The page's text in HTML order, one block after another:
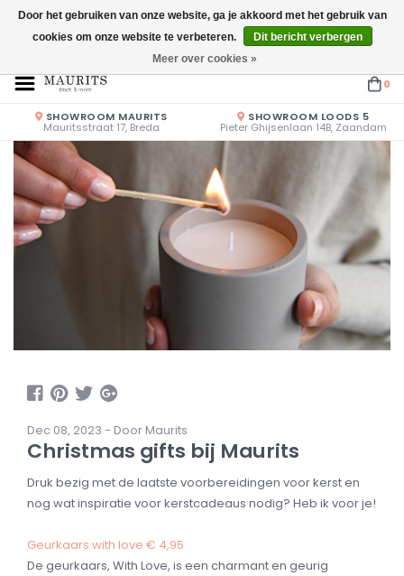
Openingstijden: Vrijdag & Zaterdag 10.00u - 17.00u of op afspraak!
0
SHOWROOM MAURITS
Mauritsstraat 17, Breda
SHOWROOM LOODS 5
Pieter Ghijsenlaan 14B, Zaandam
Dec 08, 2023 - Door Maurits
Christmas gifts bij Maurits
Druk bezig met de laatste voorbereidingen voor kerst en
nog wat inspiratie voor kerstcadeaus nodig? Heb ik voor je!
Geurkaars with love € 4,95
De geurkaars, With Love, is een charmant en geurig
Door het gebruiken van onze website, ga je akkoord met het gebruik van
cookies om onze website te verbeteren.
Dit bericht verbergen
Meer over cookies »